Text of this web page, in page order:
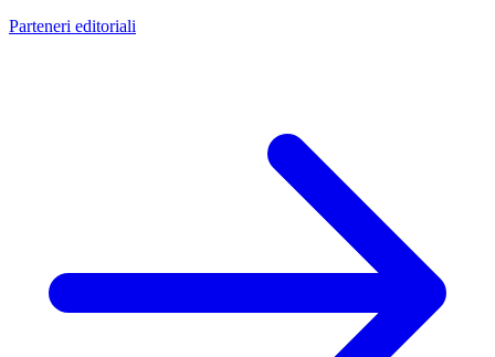
Parteneri editoriali